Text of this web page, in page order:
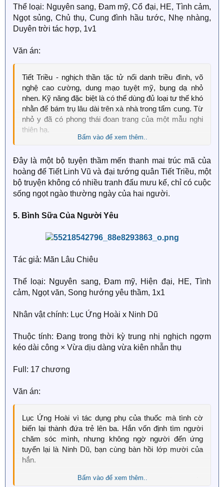
Thể loại: Nguyên sang, Đam mỹ, Cổ đại, HE, Tình cảm,
Ngọt sủng, Chủ thụ, Cung đình hầu tước, Nhẹ nhàng,
Duyên trời tác hợp, 1v1
Văn án:
Tiết Triều - nghịch thần tặc tử nổi danh triều đình, võ
nghệ cao cường, dung mạo tuyệt mỹ, bụng dạ nhỏ
nhen. Kỹ năng đặc biệt là có thể dùng đủ loại tư thế khó
nhằn để bám trụ lâu dài trên xà nhà trong tẩm cung. Từ
nhỏ y đã có phong thái đoan trang của một mẫu nghi
thiên hạ.
thời là người được chọn thích hợp nhất cho ngôi vị
Hoàng hậu. Ưu điểm kể không xuể, điều đáng quý hơn
cả là đến tấu chương y viết cũng vô cùng xuất sắc.
thần vốn chẳng mấy thuần khiết này.
* * * Hoàng đế nhìn bức thư tự tiến cử mình đến thơm
như búa bổ, liền cầm bút lên.
"Duyệt."
Bấm vào để xem thêm..
Đây là một bộ tuyện thầm mến thanh mai trúc mã của
hoàng đế Tiết Linh Vũ và đại tướng quân Tiết Triều, một
bộ truyện không có nhiều tranh đấu mưu kế, chỉ có cuộc
sống ngọt ngào thường ngày của hai người.
5. Bình Sữa Của Người Yêu
Tác giả: Mãn Lâu Chiêu
Thể loại: Nguyên sang, Đam mỹ, Hiện đại, HE, Tình
cảm, Ngọt văn, Song hướng yêu thầm, 1x1
Nhân vật chính: Lục Ứng Hoài x Ninh Dũ
Thuộc tính: Đang trong thời kỳ trung nhị nghịch ngợm
kéo dài công × Vừa dịu dàng vừa kiên nhẫn thụ
Full: 17 chương
Văn án:
Lục Ứng Hoài vì tác dụng phụ của thuốc mà tình cờ
biến lại thành đứa trẻ lên ba. Hắn vốn định tìm người
chăm sóc mình, nhưng không ngờ người đến ứng
tuyển lại là Ninh Dũ, bạn cùng bàn hồi lớp mười của
hắn.
Ninh Dũ hôn một cái lên má Tiểu Hoài ba tuổi, ôm hắn
Bấm vào để xem thêm..